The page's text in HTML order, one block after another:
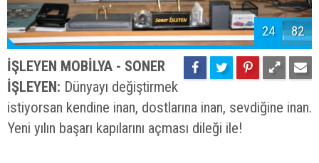
24 82
İŞLEYEN MOBİLYA - SONER
İŞLEYEN: Dünyayı değiştirmek
istiyorsan kendine inan, dostlarına inan, sevdiğine inan.
Yeni yılın başarı kapılarını açması dileği ile!